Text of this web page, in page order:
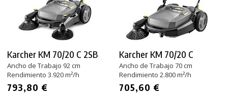
Karcher KM 70/20 C 2SB
Ancho de Trabajo 92 cm
Rendimiento 3.920 m²/h
793,80 €
Karcher KM 70/20 C
Ancho de Trabajo 70 cm
Rendimiento 2.800 m²/h
705,60 €